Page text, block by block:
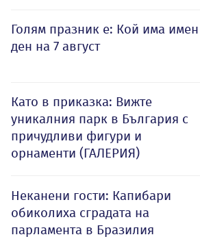
Голям празник е: Кой има имен
ден на 7 август
Като в приказка: Вижте
уникалния парк в България с
причудливи фигури и
орнаменти (ГАЛЕРИЯ)
Неканени гости: Капибари
обиколиха сградата на
парламента в Бразилия